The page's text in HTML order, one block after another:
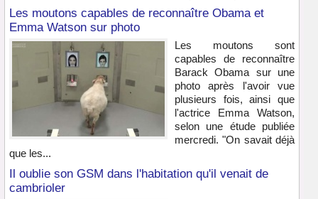
Les moutons capables de reconnaître Obama et
Emma Watson sur photo
Les moutons sont
capables de reconnaître
Barack Obama sur une
photo après l'avoir vue
plusieurs fois, ainsi que
l'actrice Emma Watson,
selon une étude publiée
mercredi. "On savait déjà
que les...
Il oublie son GSM dans l'habitation qu'il venait de
cambrioler